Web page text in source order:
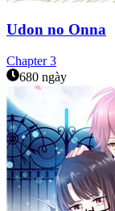
Udon no Onna
Chapter3
680 ngày